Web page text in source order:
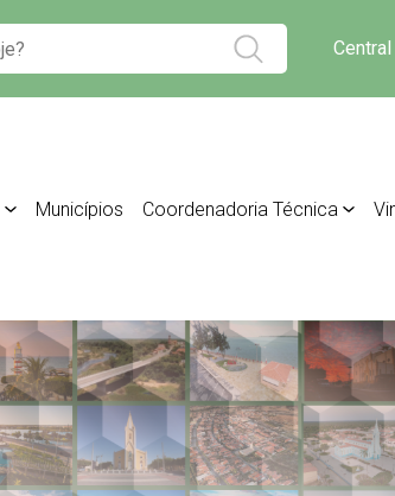
Municípios Coordenadoria Técnica